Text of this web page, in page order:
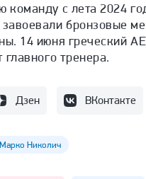
команду с лета 2024
бронзовые
14 июня греческий
тренера.
Дзен ВКонтакте
Марко Николич